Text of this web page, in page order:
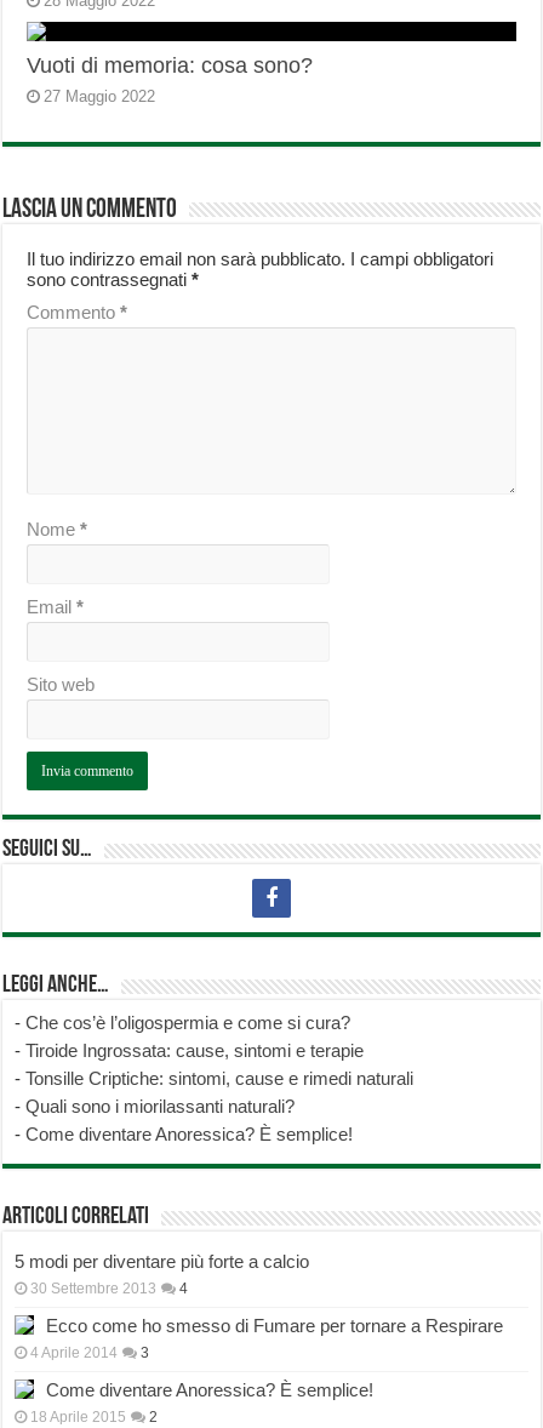
Vuoti di memoria: cosa sono?
27 Maggio 2022
Lascia un commento
Il tuo indirizzo email non sarà pubblicato. I campi obbligatori
sono contrassegnati*
Commento*
Nome*
Email*
Sito web
Seguici su…
Leggi anche…
-Che cos’è l’oligospermia e come si cura?
-Tiroide Ingrossata: cause, sintomi e terapie
-Tonsille Criptiche: sintomi, cause e rimedi naturali
-Quali sono i miorilassanti naturali?
-Come diventare Anoressica? È semplice!
Articoli correlati
5 modi per diventare più forte a calcio
30 Settembre 2013 4
Ecco come ho smesso di Fumare per tornare a Respirare
4 Aprile 2014 3
Come diventare Anoressica? È semplice!
18 Aprile 2015 2